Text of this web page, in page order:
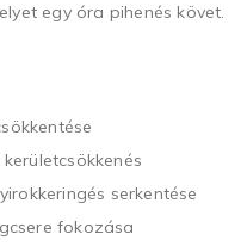
egy óra pihenés követ.
serkentése
fokozása